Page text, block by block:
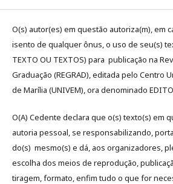
O(s) autor(es) em questão autoriza(m), em
isento de qualquer ônus, o uso de seu(s)
TEXTO OU TEXTOS) para publicação na
Graduação (REGRAD), editada pelo Centro
de Marília (UNIVEM), ora denominado
O(A) Cedente declara que o(s) texto(s) em
autoria pessoal, se responsabilizando,
do(s) mesmo(s) e dá, aos organizadores,
escolha dos meios de reprodução,
tiragem, formato, enfim tudo o que for